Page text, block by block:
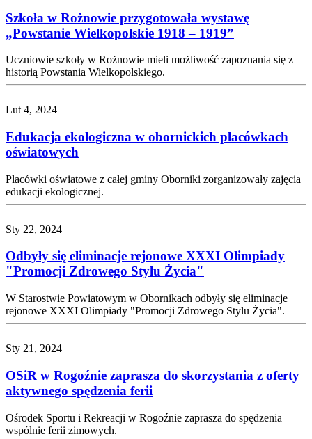
Szkoła w Rożnowie przygotowała wystawę
„Powstanie Wielkopolskie 1918 – 1919”
Uczniowie szkoły w Rożnowie mieli możliwość zapoznania się z
historią Powstania Wielkopolskiego.
Lut 4, 2024
Edukacja ekologiczna w obornickich placówkach
oświatowych
Placówki oświatowe z całej gminy Oborniki zorganizowały zajęcia
edukacji ekologicznej.
Sty 22, 2024
Odbyły się eliminacje rejonowe XXXI Olimpiady
"Promocji Zdrowego Stylu Życia"
W Starostwie Powiatowym w Obornikach odbyły się eliminacje
rejonowe XXXI Olimpiady "Promocji Zdrowego Stylu Życia".
Sty 21, 2024
OSiR w Rogoźnie zaprasza do skorzystania z oferty
aktywnego spędzenia ferii
Ośrodek Sportu i Rekreacji w Rogoźnie zaprasza do spędzenia
wspólnie ferii zimowych.